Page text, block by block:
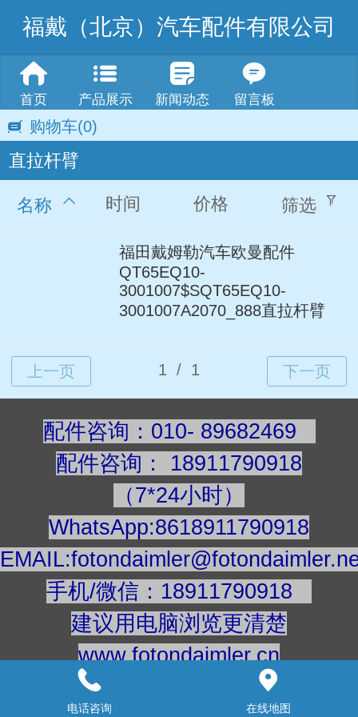
福戴（北京）汽车配件有限公司
首页 产品展示 新闻动态 留言板
购物车(0)
直拉杆臂
名称 时间 价格 筛选
福田戴姆勒汽车欧曼配件
QT65EQ10-
3001007$SQT65EQ10-
3001007A2070_888直拉杆臂
配件咨询：010- 89682469
配件咨询 ： 18911790918
（7*24小时）
WhatsApp:8618911790918
手机/微信：18911790918
建议用电脑浏览更清楚
www.fotondaimler.cn
www.fotondaimler.net
电话咨询 在线地图